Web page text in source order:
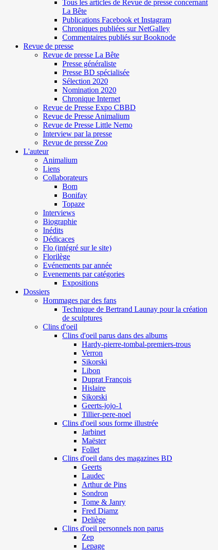
Tous les articles de Revue de presse concernant
La Bête
Publications Facebook et Instagram
Chroniques publiées sur NetGalley
Commentaires publiés sur Booknode
Revue de presse
Revue de presse La Bête
Presse généraliste
Presse BD spécialisée
Sélection 2020
Nomination 2020
Chronique Internet
Revue de Presse Expo CBBD
Revue de Presse Animalium
Revue de Presse Little Nemo
Interview par la presse
Revue de presse Zoo
L'auteur
Animalium
Liens
Collaborateurs
Bom
Bonifay
Topaze
Interviews
Biographie
Inédits
Dédicaces
Flo (intégré sur le site)
Florilège
Evénements par année
Evenements par catégories
Expositions
Dossiers
Hommages par des fans
Technique de Bertrand Launay pour la création
de sculptures
Clins d'oeil
Clins d'oeil parus dans des albums
Hardy-pierre-tombal-premiers-trous
Verron
Sikorski
Libon
Duprat François
Hislaire
Sikorski
Geerts-jojo-1
Tillier-pere-noel
Clins d'oeil sous forme illustrée
Jarbinet
Maëster
Follet
Clins d'oeil dans des magazines BD
Geerts
Laudec
Arthur de Pins
Sondron
Tome & Janry
Fred Diamz
Deliège
Clins d'oeil personnels non parus
Zep
Lepage